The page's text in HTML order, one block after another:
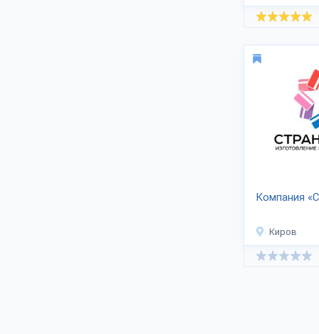
Компания
Киров